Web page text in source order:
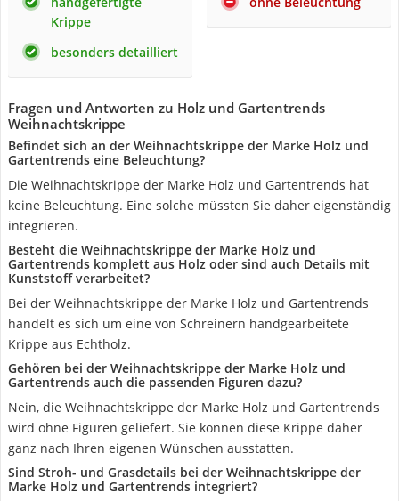
Krippe
besonders detailliert
Fragen und Antworten zu Holz und Gartentrends
Weihnachtskrippe
Befindet sich an der Weihnachtskrippe der Marke ‎Holz und
Gartentrends eine Beleuchtung?
Die Weihnachtskrippe der Marke ‎Holz und Gartentrends hat
keine Beleuchtung. Eine solche müssten Sie daher eigenständig
integrieren.
Besteht die Weihnachtskrippe der Marke ‎Holz und
Gartentrends komplett aus Holz oder sind auch Details mit
Kunststoff verarbeitet?
Bei der Weihnachtskrippe der Marke ‎Holz und Gartentrends
handelt es sich um eine von Schreinern handgearbeitete
Krippe aus Echtholz.
Gehören bei der Weihnachtskrippe der Marke ‎Holz und
Gartentrends auch die passenden Figuren dazu?
Nein, die Weihnachtskrippe der Marke ‎Holz und Gartentrends
wird ohne Figuren geliefert. Sie können diese Krippe daher
ganz nach Ihren eigenen Wünschen ausstatten.
Sind Stroh- und Grasdetails bei der Weihnachtskrippe der
Marke ‎Holz und Gartentrends integriert?